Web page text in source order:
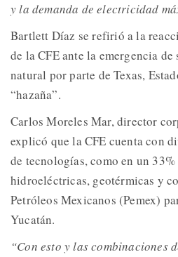
y la demanda de electricidad
Bartlett Díaz se refirió a la
de la CFE ante la emergencia
natural por parte de Texas,
“hazaña”.
Carlos Moreles Mar, director
explicó que la CFE cuenta con
de tecnologías, como en un
hidroeléctricas, geotérmicas y
Petróleos Mexicanos (Pemex)
Yucatán.
“Con esto y las combinaciones